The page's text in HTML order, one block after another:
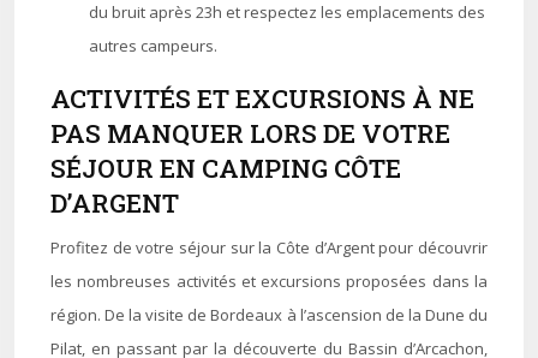
du bruit après 23h et respectez les emplacements des
autres campeurs.
ACTIVITÉS ET EXCURSIONS À NE
PAS MANQUER LORS DE VOTRE
SÉJOUR EN CAMPING CÔTE
D’ARGENT
Profitez de votre séjour sur la Côte d’Argent pour découvrir
les nombreuses activités et excursions proposées dans la
région. De la visite de Bordeaux à l’ascension de la Dune du
Pilat, en passant par la découverte du Bassin d’Arcachon,